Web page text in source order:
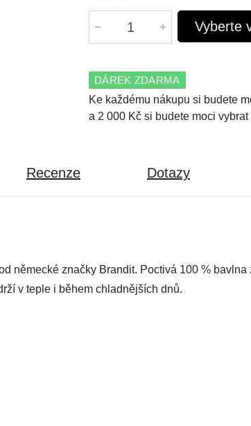
Vyberte
DÁREK ZDARMA
Ke každému nákupu si budete
a 2 000 Kč si budete moci
Recenze Dotazy
německé značky Brandit. Poctivá 100 %
v teple i během chladnějších dnů.